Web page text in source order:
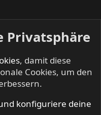
Airs
Privatsphäre
, damit diese
Cookies, um den
konfiguriere deine